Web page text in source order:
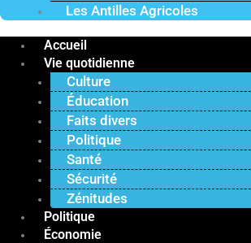
Les Antilles Agricoles
Accueil
Vie quotidienne
Culture
Éducation
Faits divers
Politique
Santé
Sécurité
Zénitudes
Politique
Économie